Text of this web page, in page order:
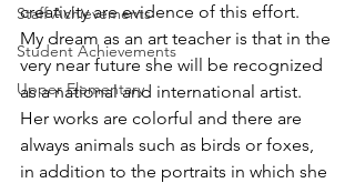
Staff Achievements
Student Achievements
Upper Elementary
creativity are evidence of this effort.
My dream as an art teacher is that in the
very near future she will be recognized
as a national and international artist.
Her works are colorful and there are
always animals such as birds or foxes,
in addition to the portraits in which she